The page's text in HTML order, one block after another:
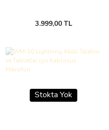
3.999,00 TL
Stokta Yok